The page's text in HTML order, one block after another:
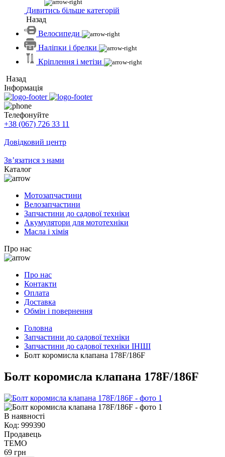
Дивитись більше категорій
Назад
Велосипеди
Наліпки і брелки
Кріплення і метізи
Назад
Інформація
Телефонуйте
+38 (067) 726 33 11
Довідковий центр
Зв’язатися з нами
Каталог
Мотозапчастини
Велозапчастини
Запчастини до садової техніки
Акумулятори для мототехніки
Масла і хімія
Про нас
Про нас
Контакти
Оплата
Доставка
Обмін і повернення
Головна
Запчастини до садової техніки
Запчастини до садової техніки ІНШІ
Болт коромисла клапана 178F/186F
Болт коромисла клапана 178F/186F
В наявності
Код: 999390
Продавець
TEMO
69 грн